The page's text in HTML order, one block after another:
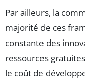
Par ailleurs, la
majorité de ces
constante des
ressources
le coût de